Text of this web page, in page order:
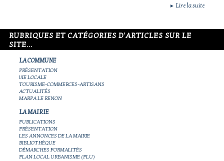
► Lire la suite
RUBRIQUES ET CATÉGORIES D'ARTICLES SUR LE
SITE...
LA COMMUNE
PRÉSENTATION
VIE LOCALE
TOURISME-COMMERCES-ARTISANS
ACTUALITÉS
MARPA LE RENON
LA MAIRIE
PUBLICATIONS
PRÉSENTATION
LES ANNONCES DE LA MAIRIE
BIBLIOTHÈQUE
DÉMARCHES FORMALITÉS
PLAN LOCAL URBANISME (PLU)